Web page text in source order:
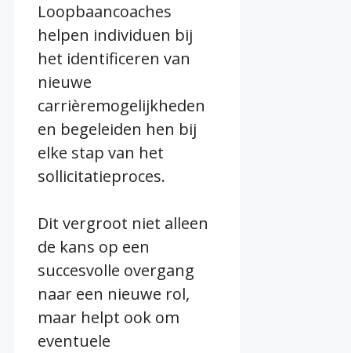
Loopbaancoaches
helpen individuen bij
het identificeren van
nieuwe
carrièremogelijkheden
en begeleiden hen bij
elke stap van het
sollicitatieproces.
Dit vergroot niet alleen
de kans op een
succesvolle overgang
naar een nieuwe rol,
maar helpt ook om
eventuele